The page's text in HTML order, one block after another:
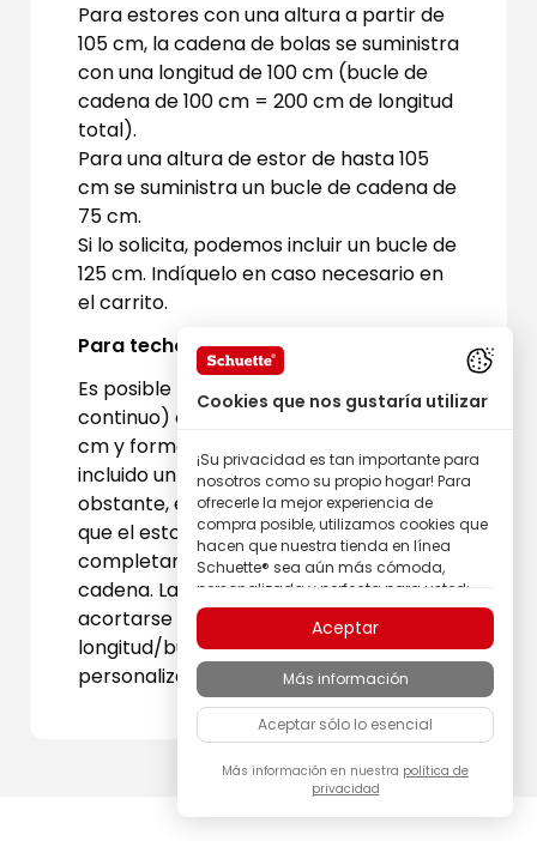
Para estores con una altura a partir de
105 cm, la cadena de bolas se suministra
con una longitud de 100 cm (bucle de
cadena de 100 cm = 200 cm de longitud
total).
Para una altura de estor de hasta 105
cm se suministra un bucle de cadena de
75 cm.
Si lo solicita, podemos incluir un bucle de
125 cm. Indíquelo en caso necesario en
el carrito.
Para techos altos:
Es posible recibir una cadena (sin bucle
continuo) con una longitud total de 400
cm y formar con el conector de cadena
incluido un bucle de 200 cm. No
obstante, en este caso puede ocurrir
que el estor no pueda desenrollarse
completamente debido al conector de
cadena. La cadena también puede
acortarse para obtener así una
longitud/bucle de cadena totalmente
personalizada.
Cookies que nos gustaría utilizar
¡Su privacidad es tan importante para
nosotros como su propio hogar! Para
ofrecerle la mejor experiencia de
compra posible, utilizamos cookies que
hacen que nuestra tienda en línea
Schuette® sea aún más cómoda,
personalizada y perfecta para usted;
todo para que pueda descubrir
productos de la marca Schuette® con
la mejor calidad.
Algunas de estas cookies son
necesarias para que nuestra tienda
Schuette® funcione de forma fiable;
otras nos permiten personalizar los
contenidos y anuncios según sus
intereses, o participar de manera
completamente anónima en el análisis
Aceptar
Más información
Aceptar sólo lo esencial
Más información en nuestra política de
privacidad